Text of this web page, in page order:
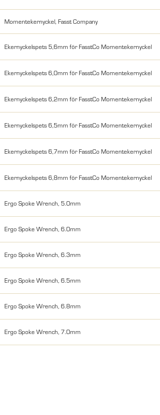
Momentekernyckel, Fasst Company
Ekernyckelspets 5,6mm för FasstCo Momentekernyckel
Ekernyckelspets 6,0mm för FasstCo Momentekernyckel
Ekernyckelspets 6,2mm för FasstCo Momentekernyckel
Ekernyckelspets 6,5mm för FasstCo Momentekernyckel
Ekernyckelspets 6,7mm för FasstCo Momentekernyckel
Ekernyckelspets 6,8mm för FasstCo Momentekernyckel
Ergo Spoke Wrench, 5.0mm
Ergo Spoke Wrench, 6.0mm
Ergo Spoke Wrench, 6.3mm
Ergo Spoke Wrench, 6.5mm
Ergo Spoke Wrench, 6.8mm
Ergo Spoke Wrench, 7.0mm